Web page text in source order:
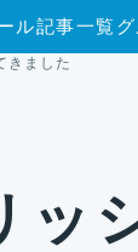
ル記事一覧
きました
ッ